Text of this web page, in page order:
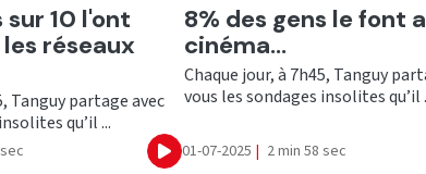
10 l'ont
réseaux
Tanguy partage avec
qu’il ...
Ecouter
Ecouter
8% des gens le font
cinéma...
Chaque jour, à 7h45, Tanguy
vous les sondages insolites qu’il
01-07-2025 | 2 min 58 sec